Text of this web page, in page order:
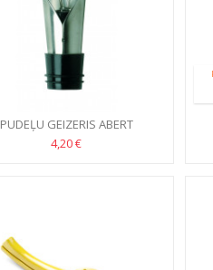
PUDEĻU GEIZERIS ABERT
4,20 €